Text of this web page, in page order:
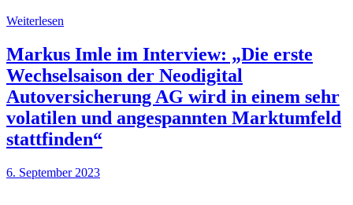
Weiterlesen
Markus Imle im Interview: „Die erste
Wechselsaison der Neodigital
Autoversicherung AG wird in einem sehr
volatilen und angespannten Marktumfeld
stattfinden“
6. September 2023